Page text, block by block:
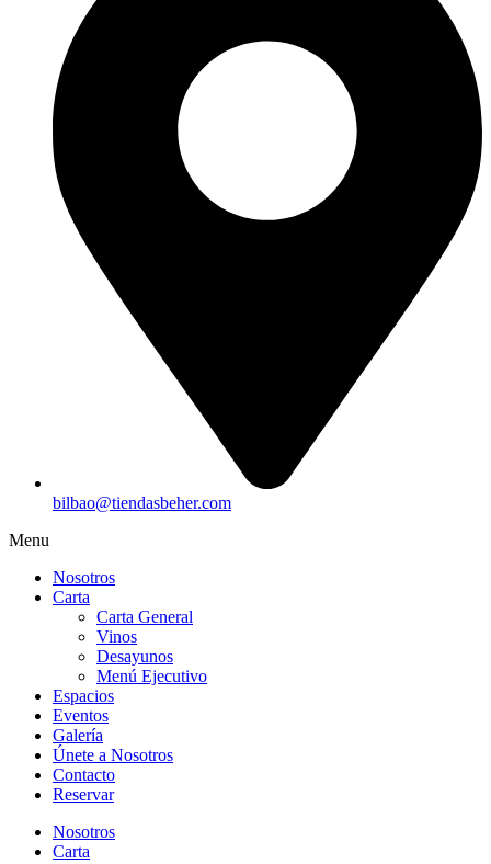
bilbao@tiendasbeher.com
Menu
Nosotros
Carta
Carta General
Vinos
Desayunos
Menú Ejecutivo
Espacios
Eventos
Galería
Únete a Nosotros
Contacto
Reservar
Nosotros
Carta